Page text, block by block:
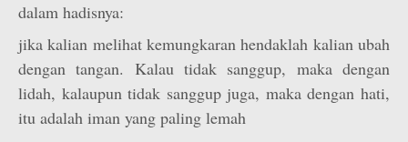
dalam hadisnya:
jika kalian melihat kemungkaran hendaklah kalian ubah
dengan tangan. Kalau tidak sanggup, maka dengan
lidah, kalaupun tidak sanggup juga, maka dengan hati,
itu adalah iman yang paling lemah